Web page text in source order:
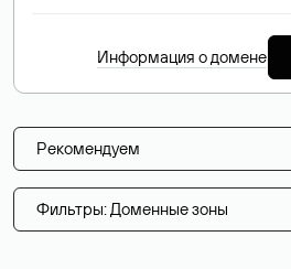
Информация о домене
Рекомендуем
Фильтры: Доменные зоны